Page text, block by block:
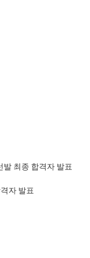
발 최종 합격자 발표
자 발표